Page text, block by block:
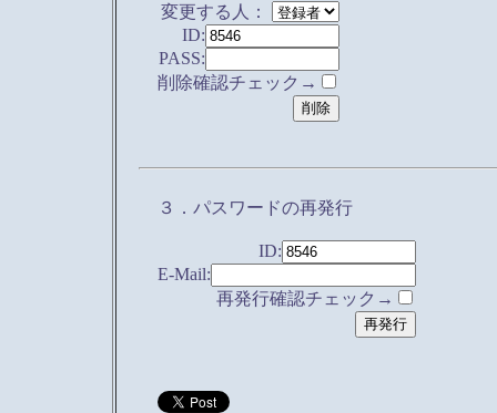
変更する人：
ID:
PASS:
削除確認チェック→
３．パスワードの再発行
ID:
E-Mail:
再発行確認チェック→